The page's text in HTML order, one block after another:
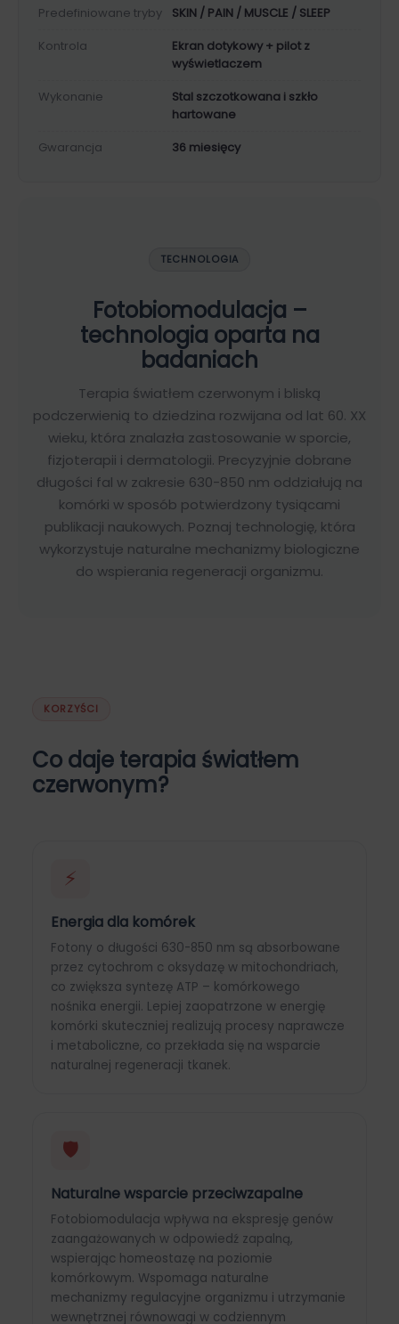
Predefiniowane tryby
SKIN / PAIN / MUSCLE / SLEEP
Kontrola
Ekran dotykowy + pilot z
wyświetlaczem
Wykonanie
Stal szczotkowana i szkło
hartowane
Gwarancja
36 miesięcy
TECHNOLOGIA
Fotobiomodulacja –
technologia oparta na
badaniach
Terapia światłem czerwonym i bliską
podczerwienią to dziedzina rozwijana od lat 60. XX
wieku, która znalazła zastosowanie w sporcie,
fizjoterapii i dermatologii. Precyzyjnie dobrane
długości fal w zakresie 630-850 nm oddziałują na
komórki w sposób potwierdzony tysiącami
publikacji naukowych. Poznaj technologię, która
wykorzystuje naturalne mechanizmy biologiczne
do wspierania regeneracji organizmu.
KORZYŚCI
Co daje terapia światłem
czerwonym?
⚡
Energia dla komórek
Fotony o długości 630-850 nm są absorbowane
przez cytochrom c oksydazę w mitochondriach,
co zwiększa syntezę ATP – komórkowego
nośnika energii. Lepiej zaopatrzone w energię
komórki skuteczniej realizują procesy naprawcze
i metaboliczne, co przekłada się na wsparcie
naturalnej regeneracji tkanek.
🛡
Naturalne wsparcie przeciwzapalne
Fotobiomodulacja wpływa na ekspresję genów
zaangażowanych w odpowiedź zapalną,
wspierając homeostazę na poziomie
komórkowym. Wspomaga naturalne
mechanizmy regulacyjne organizmu i utrzymanie
wewnętrznej równowagi w codziennym